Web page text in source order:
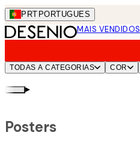
Skip
to
main
PRT PORTUGUES
MAIS VENDIDOS
TODAS A CATEGORIAS COR
▸
Posters